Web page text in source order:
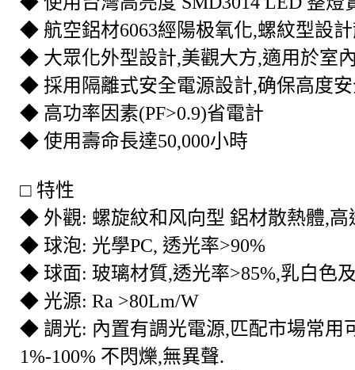
◆ 航空鋁材6063經陽极氧化,螺紋型設
◆ 大眾化外型設計,美觀大方,適用於室
◆ 採用隔離式安全電源設計,确保高度
◆ 高功率因素(PF>0.9)省電計
◆ 使用壽命長達50,000小時
□ 特性
◆ 外觀: 螺旋紋和风向型 鋁材散熱體,高
◆ 球泡: 光學PC, 透光率>90%
◆ 球面: 玻璃材質,透光率>85%,乳白色
◆ 光源: Ra >80Lm/W
◆ 調光: 內置有調光電源,匹配市場常用
1%-100% 不閃爍,無異聲.